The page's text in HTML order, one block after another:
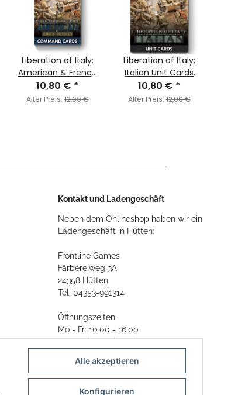
Liberation of Italy:
American & French
Command Cards
10,80 € *
Alter Preis:12,00 €
Liberation of Italy:
Italian Unit Cards
(Axis & Allied)
10,80 € *
Alter Preis:12,00 €
Kontakt und Ladengeschäft
Neben dem Onlineshop haben wir ein
Ladengeschäft in Hütten:
Frontline Games
Färbereiweg 3A
24358 Hütten
Tel: 04353-991314
Öffnungszeiten:
Mo - Fr: 10.00 - 16.00
Oder mit Terminvereinbarung
E-Mail:info@frontlinegames.de
Alle akzeptieren
Konfigurieren